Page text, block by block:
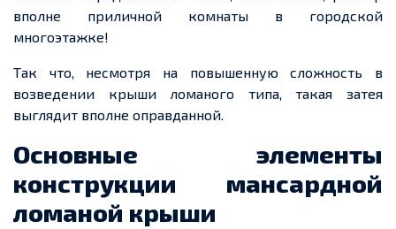
вполне приличной комнаты в городской
многоэтажке!
Так что, несмотря на повышенную сложность в
возведении крыши ломаного типа, такая затея
выглядит вполне оправданной.
Основные элементы
конструкции мансардной
ломаной крыши